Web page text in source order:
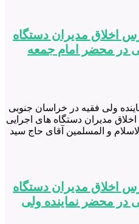
اخلاق مدیران دستگاه
در محضر امام جمعه
ولی فقیه در خراسان جنوبی
مدیران دستگاه های اجرایی
و المسلمین آقای حاج سید
اخلاق مدیران دستگاه
در محضر نماینده ولی